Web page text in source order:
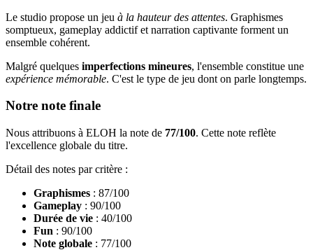
Le studio propose un jeu à la hauteur des attentes. Graphismes
somptueux, gameplay addictif et narration captivante forment un
ensemble cohérent.
Malgré quelques imperfections mineures, l'ensemble constitue une
expérience mémorable. C'est le type de jeu dont on parle longtemps.
Notre note finale
Nous attribuons à ELOH la note de 77/100. Cette note reflète
l'excellence globale du titre.
Détail des notes par critère :
Graphismes : 87/100
Gameplay : 90/100
Durée de vie : 40/100
Fun : 90/100
Note globale : 77/100